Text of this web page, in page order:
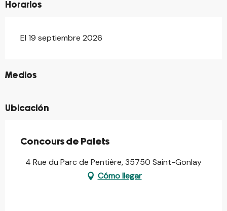
Horarios
El 19 septiembre 2026
Medios
©
Ubicación
Concours de Palets
4 Rue du Parc de Pentière, 35750 Saint-Gonlay
Cómo llegar